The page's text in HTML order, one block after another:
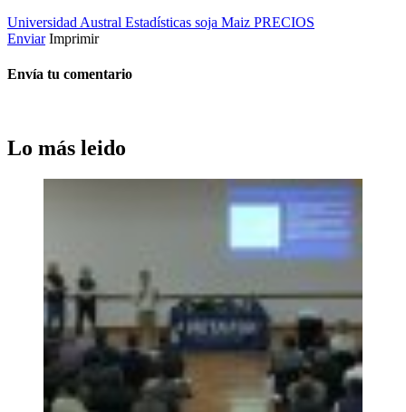
Universidad Austral Estadísticas soja Maiz PRECIOS
Enviar Imprimir
Envía tu comentario
Lo más leido